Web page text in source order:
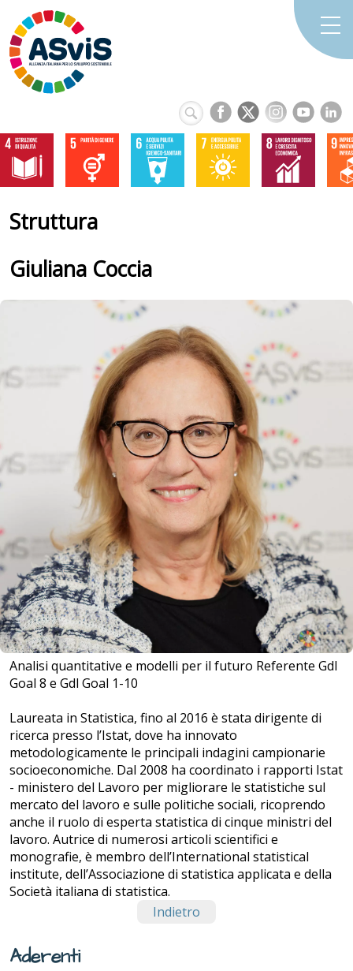
Struttura
Giuliana Coccia
Analisi quantitative e modelli per il futuro Referente Gdl
Goal 8 e Gdl Goal 1-10
Laureata in Statistica, fino al 2016 è stata dirigente di
ricerca presso l’Istat, dove ha innovato
metodologicamente le principali indagini campionarie
socioeconomiche. Dal 2008 ha coordinato i rapporti Istat
- ministero del Lavoro per migliorare le statistiche sul
mercato del lavoro e sulle politiche sociali, ricoprendo
anche il ruolo di esperta statistica di cinque ministri del
lavoro. Autrice di numerosi articoli scientifici e
monografie, è membro dell’International statistical
institute, dell’Associazione di statistica applicata e della
Società italiana di statistica.
Indietro
Aderenti